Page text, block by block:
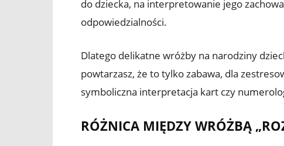
do dziecka, na interpretowanie jego
odpowiedzialności.
Dlatego delikatne wróżby na narodziny
powtarzasz, że to tylko zabawa, dla
symboliczna interpretacja kart czy
RÓŻNICA MIĘDZY WRÓŻBĄ